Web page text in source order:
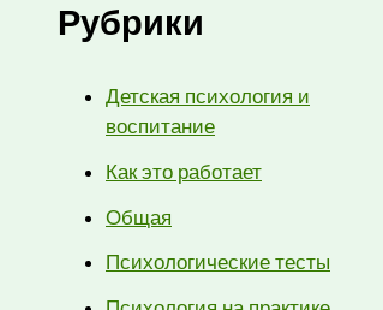
Рубрики
Детская психология и
воспитание
Как это работает
Общая
Психологические тесты